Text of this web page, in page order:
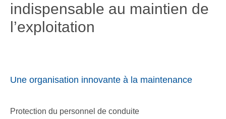
indispensable au maintien de
l’exploitation
Une organisation innovante à la maintenance
Protection du personnel de conduite